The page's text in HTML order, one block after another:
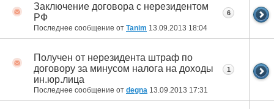
Заключение договора с нерезидентом
РФ
Последнее сообщение от Tanim 13.09.2013 18:04
6
Получен от нерезидента штраф по
договору за минусом налога на доходы
ин.юр.лица
Последнее сообщение от degna 13.09.2013 17:31
1